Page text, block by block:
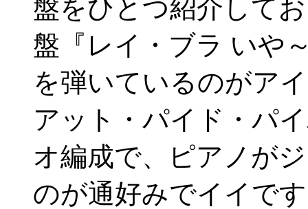
盤をひとつ紹介して
盤『レイ・ブラ いや
を弾いているのがア
アット・パイド・パ
オ編成で、ピアノが
のが通好みでイイで